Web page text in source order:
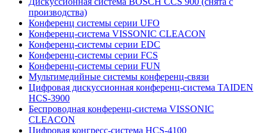
производства)
Конференц системы серии UFO
Конференц-система VISSONIC CLEACON
Конференц-системы серии EDC
Конференц-системы серии FCS
Конференц-системы серии FUN
Мультимедийные системы конференц-связи
Цифровая дискуссионная конференц-система TAIDEN
HCS-3900
Беспроводная конференц-система VISSONIC
CLEACON
Цифровая конгресс-система HCS-4100